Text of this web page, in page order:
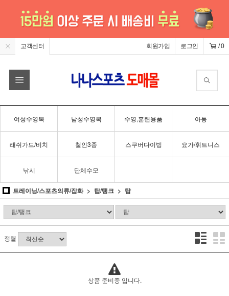
고객센터 /0
로그인
회원가입
여성수영복 남성수영복 수영,훈련용품 아동
래쉬가드/비치 철인3종 스쿠버다이빙 요가/휘트니스
낚시 단체수모
트레이닝/스포츠의류/잡화 탑/탱크 탑
정렬
상품 준비중 입니다.